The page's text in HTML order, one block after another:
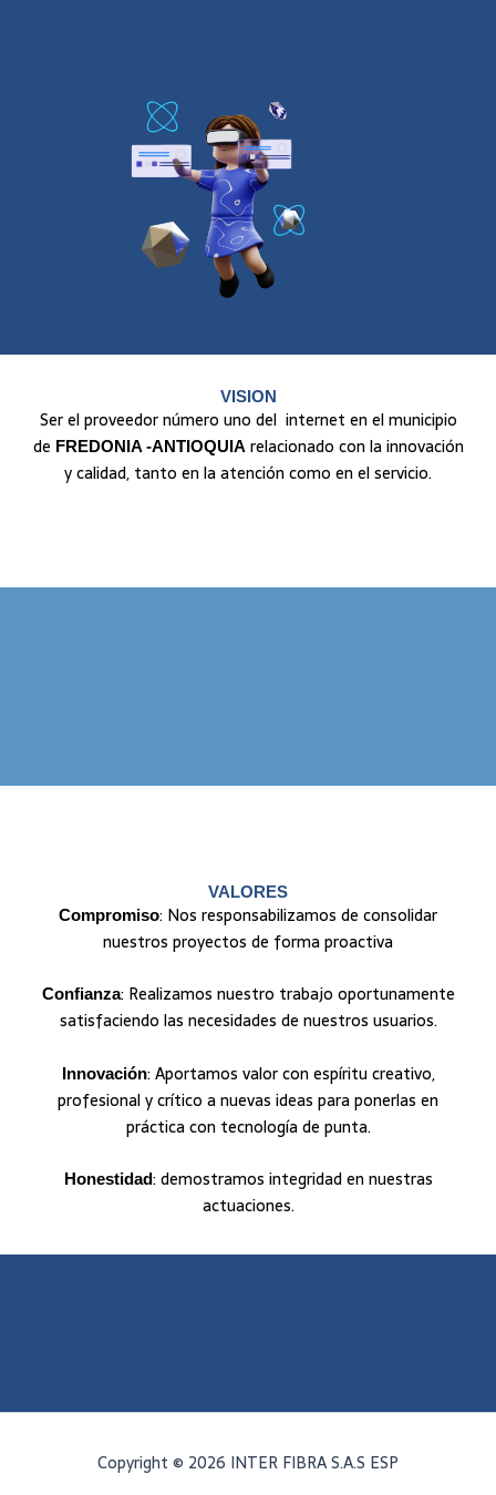
VISION
Ser el proveedor número uno del internet en el municipio
de FREDONIA -ANTIOQUIArelacionado con la innovación
y calidad, tanto en la atención como en el servicio.
VALORES
Compromiso: Nos responsabilizamos de consolidar
nuestros proyectos de forma proactiva
Confianza: Realizamos nuestro trabajo oportunamente
satisfaciendo las necesidades de nuestros usuarios.
Innovación: Aportamos valor con espíritu creativo,
profesional y crítico a nuevas ideas para ponerlas en
práctica con tecnología de punta.
Honestidad: demostramos integridad en nuestras
actuaciones.
Copyright © 2026 INTER FIBRA S.A.S ESP